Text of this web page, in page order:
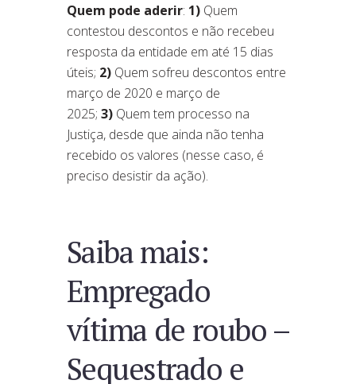
Quem pode aderir: 1) Quem
contestou descontos e não recebeu
resposta da entidade em até 15 dias
úteis; 2) Quem sofreu descontos entre
março de 2020 e março de
2025; 3) Quem tem processo na
Justiça, desde que ainda não tenha
recebido os valores (nesse caso, é
preciso desistir da ação).
Saiba mais:
Empregado
vítima de roubo –
Sequestrado e